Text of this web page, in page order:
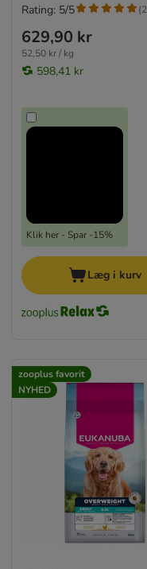
629,90 kr
52,50 kr / kg
598,41 kr
Klik her - Spar -15%
Rating: 5/5 (2
Læg i kurv
zooplus favorit
NYHED